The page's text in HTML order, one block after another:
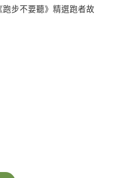
步不要聽》精選跑者故